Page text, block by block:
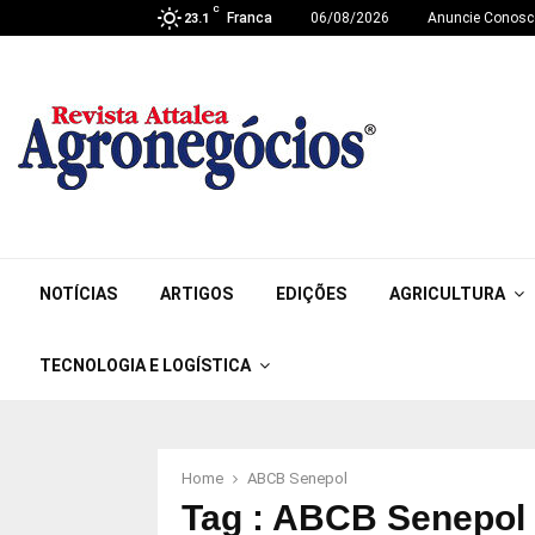
23.1
C
Franca 06/08/2026 Anuncie
NOTÍCIAS ARTIGOS EDIÇÕES AGRICULTURA
TECNOLOGIA E LOGÍSTICA
Home ABCB Senepol
Tag : ABCB Senepol